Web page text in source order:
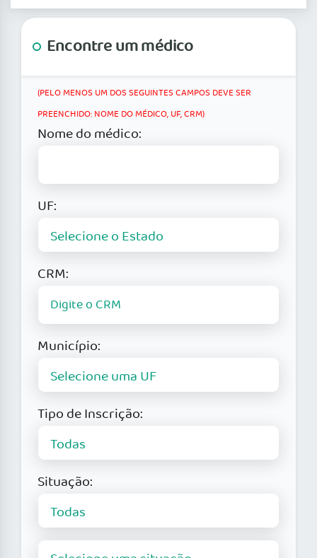
Encontre um médico
(PELO MENOS UM DOS SEGUINTES CAMPOS DEVE SER
PREENCHIDO: NOME DO MÉDICO, UF, CRM)
Nome do médico:
UF:
CRM:
Município:
Tipo de Inscrição:
Situação: